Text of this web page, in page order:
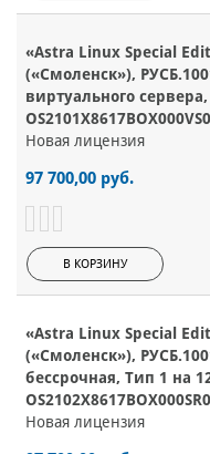
«Astra Linux Special
(«Смоленск»),
виртуального
Новая лицензия
97 700,00 руб.
В КОРЗИНУ
«Astra Linux Special
(«Смоленск»),
бессрочная, Тип 1 на
Новая лицензия